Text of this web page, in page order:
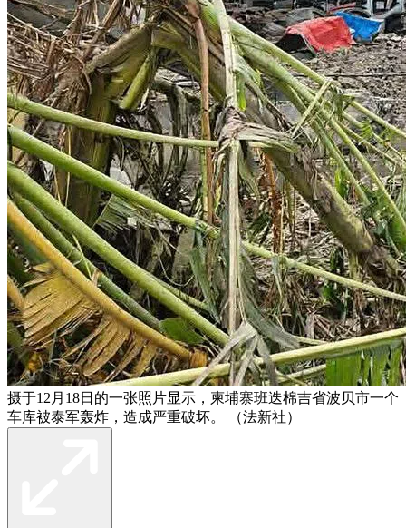
摄于12月18日的一张照片显示，柬埔寨班迭棉吉省波贝市一个
车库被泰军轰炸，造成严重破坏。 （法新社）